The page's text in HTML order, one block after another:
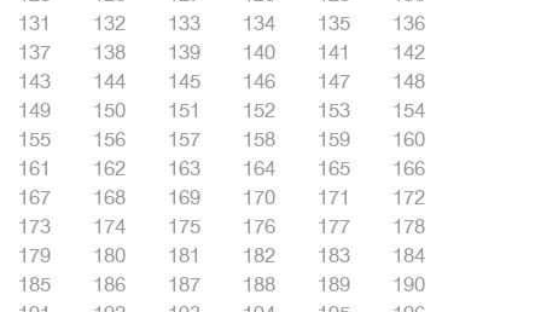
131
132 133 134 135
136
137
138 139 140 141
142
143
144 145 146 147
148
149
150 151 152 153
154
155
156 157 158 159
160
161
162 163 164 165
166
167
168 169 170 171
172
173
174 175 176 177
178
179
180 181 182 183
184
185
186 187 188 189
190